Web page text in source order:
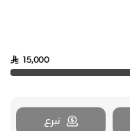
15,000
تبرع